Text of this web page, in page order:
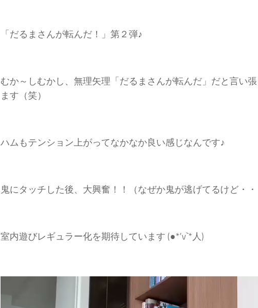
「だるまさんが転んだ！」第２弾♪
むか～しむかし、無理矢理「だるまさんが転んだ」だと言い
ます（笑）
ハムもテンション上がってなかなか良い感じなんです♪
鬼にタッチした後、大興奮！！（なぜか鬼が逃げてるけど・
室内遊びレギュラー化を期待しています (●*’v`*人)